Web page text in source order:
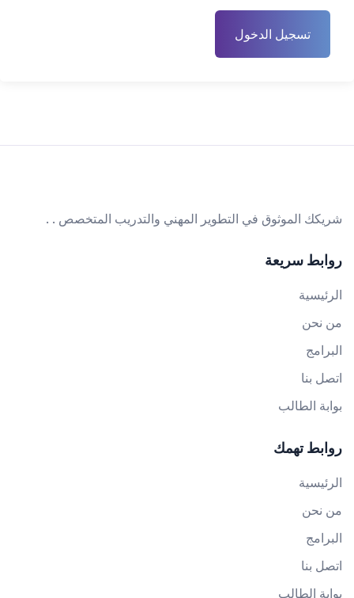
تسجيل الدخول
شريكك الموثوق في التطوير المهني والتدريب المتخصص . .
روابط سريعة
الرئيسية
من نحن
البرامج
اتصل بنا
بوابة الطالب
روابط تهمك
الرئيسية
من نحن
البرامج
اتصل بنا
بوابة الطالب